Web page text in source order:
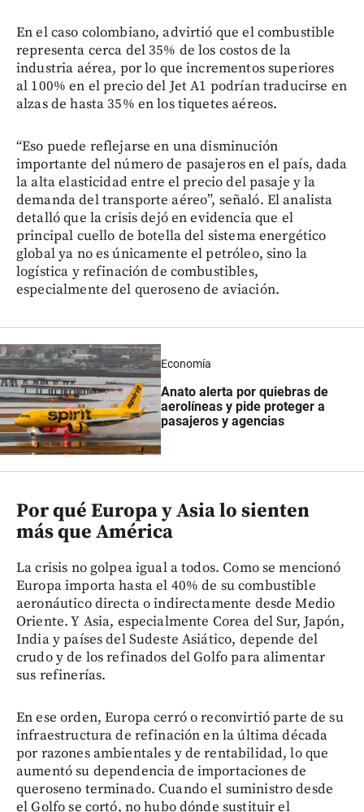
En el caso colombiano, advirtió que el combustible
representa cerca del 35% de los costos de la
industria aérea, por lo que incrementos superiores
al 100% en el precio del Jet A1 podrían traducirse en
alzas de hasta 35% en los tiquetes aéreos.
“Eso puede reflejarse en una disminución
importante del número de pasajeros en el país, dada
la alta elasticidad entre el precio del pasaje y la
demanda del transporte aéreo”, señaló. El analista
detalló que la crisis dejó en evidencia que el
principal cuello de botella del sistema energético
global ya no es únicamente el petróleo, sino la
logística y refinación de combustibles,
especialmente del queroseno de aviación.
Economía
Anato alerta por quiebras de
aerolíneas y pide proteger a
pasajeros y agencias
Por qué Europa y Asia lo sienten
más que América
La crisis no golpea igual a todos. Como se mencionó
Europa importa hasta el 40% de su combustible
aeronáutico directa o indirectamente desde Medio
Oriente. Y Asia, especialmente Corea del Sur, Japón,
India y países del Sudeste Asiático, depende del
crudo y de los refinados del Golfo para alimentar
sus refinerías.
En ese orden, Europa cerró o reconvirtió parte de su
infraestructura de refinación en la última década
por razones ambientales y de rentabilidad, lo que
aumentó su dependencia de importaciones de
queroseno terminado. Cuando el suministro desde
el Golfo se cortó, no hubo dónde sustituir el